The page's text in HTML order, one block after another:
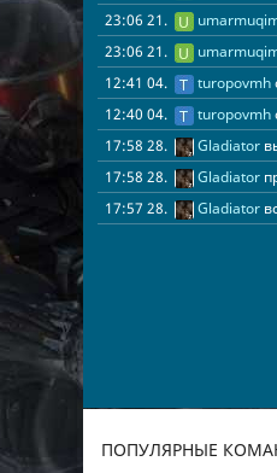
23:06 21.07.2026
23:06 21.07.2026
12:41 04.04.2026turopovmh
12:40 04.04.2026turopovmh
17:58 28.02.2026Gladiator
17:58 28.02.2026Gladiator
17:57 28.02.2026Gladiator
ПОПУЛЯРНЫЕ